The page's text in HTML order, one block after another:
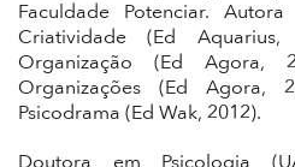
Faculdade Potenciar.
Criatividade (Ed
Organização (Ed Agora,
Organizações (Ed Agora,
Psicodrama (Ed Wak, 2012).